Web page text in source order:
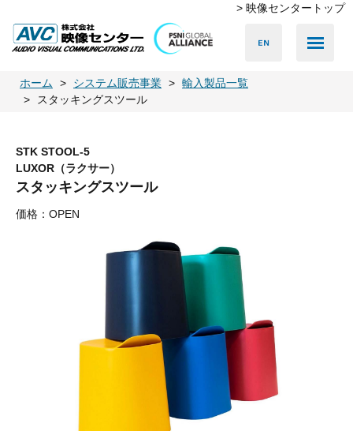
> 映像センタートップ
ホーム システム販売事業
輸入製品一覧
スタッキングスツール
STK STOOL-5
LUXOR（ラクサー）
スタッキングスツール
価格：OPEN